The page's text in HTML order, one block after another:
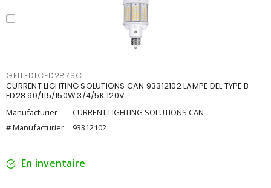
GELLEDLCED287SC
CURRENT LIGHTING SOLUTIONS CAN 93312102 LAMPE DEL TYPE B
ED28 90/115/150W 3/4/5K 120V
Manufacturier :
CURRENT LIGHTING SOLUTIONS CAN
# Manufacturier : 93312102
En inventaire